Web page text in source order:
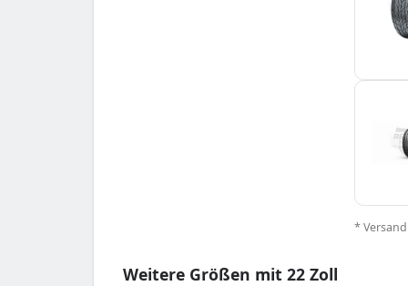
*
Weitere Größen mit 22 Zoll